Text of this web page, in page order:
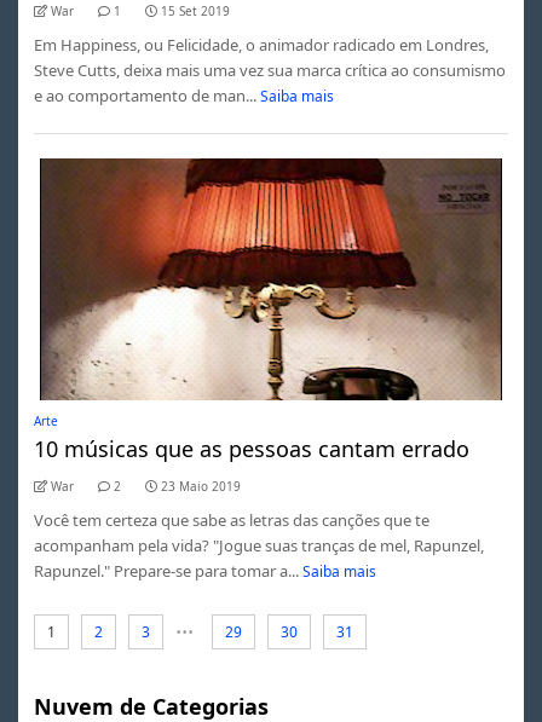
War 1 15 Set 2019
Em Happiness, ou Felicidade, o animador radicado em Londres,
Steve Cutts, deixa mais uma vez sua marca crítica ao consumismo
e ao comportamento de man... Saiba mais
Arte
10 músicas que as pessoas cantam errado
War 2 23 Maio 2019
Você tem certeza que sabe as letras das canções que te
acompanham pela vida? "Jogue suas tranças de mel, Rapunzel,
Rapunzel." Prepare-se para tomar a... Saiba mais
1 2 3 ... 29 30 31
Nuvem de Categorias